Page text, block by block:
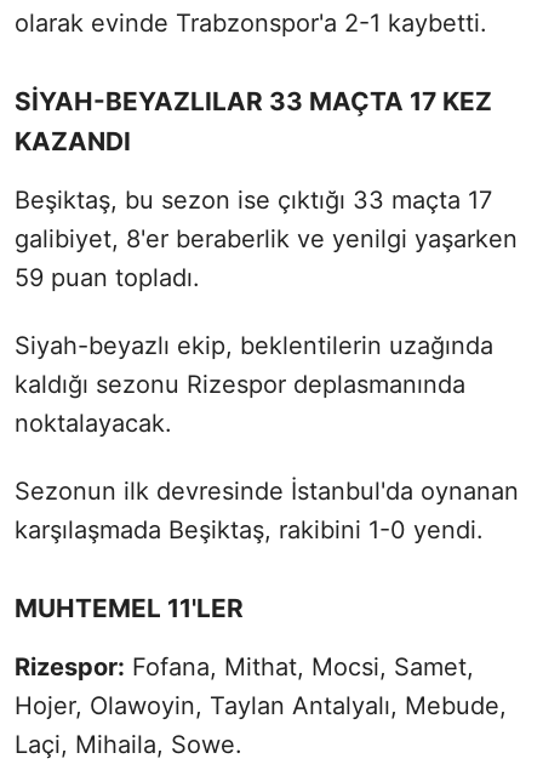
olarak evinde Trabzonspor'a 2-1 kaybetti.
SİYAH-BEYAZLILAR 33 MAÇTA 17 KEZ
KAZANDI
Beşiktaş, bu sezon ise çıktığı 33 maçta 17
galibiyet, 8'er beraberlik ve yenilgi yaşarken
59 puan topladı.
Siyah-beyazlı ekip, beklentilerin uzağında
kaldığı sezonu Rizespor deplasmanında
noktalayacak.
Sezonun ilk devresinde İstanbul'da oynanan
karşılaşmada Beşiktaş, rakibini 1-0 yendi.
MUHTEMEL 11'LER
Rizespor: Fofana, Mithat, Mocsi, Samet,
Hojer, Olawoyin, Taylan Antalyalı, Mebude,
Laçi, Mihaila, Sowe.